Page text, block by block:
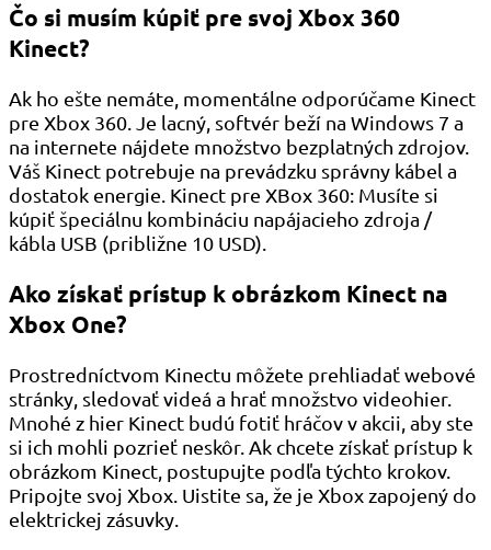
Čo si musím kúpiť pre svoj Xbox 360
Kinect?
Ak ho ešte nemáte, momentálne odporúčame Kinect
pre Xbox 360. Je lacný, softvér beží na Windows 7 a
na internete nájdete množstvo bezplatných zdrojov.
Váš Kinect potrebuje na prevádzku správny kábel a
dostatok energie. Kinect pre XBox 360: Musíte si
kúpiť špeciálnu kombináciu napájacieho zdroja /
kábla USB (približne 10 USD).
Ako získať prístup k obrázkom Kinect na
Xbox One?
Prostredníctvom Kinectu môžete prehliadať webové
stránky, sledovať videá a hrať množstvo videohier.
Mnohé z hier Kinect budú fotiť hráčov v akcii, aby ste
si ich mohli pozrieť neskôr. Ak chcete získať prístup k
obrázkom Kinect, postupujte podľa týchto krokov.
Pripojte svoj Xbox. Uistite sa, že je Xbox zapojený do
elektrickej zásuvky.